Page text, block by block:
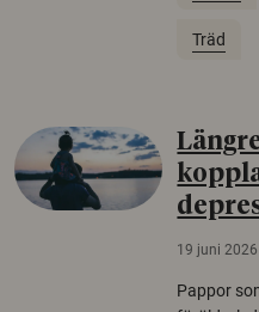
Träd
19 juni 2026
Pappor